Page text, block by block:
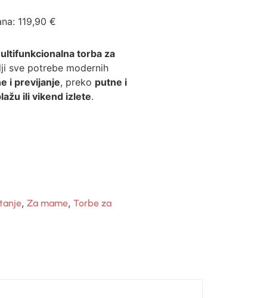
119,90 €
torba za
sve potrebe modernih
i previjanje, preko putne i
ili vikend izlete.
, Za mame, Torbe za